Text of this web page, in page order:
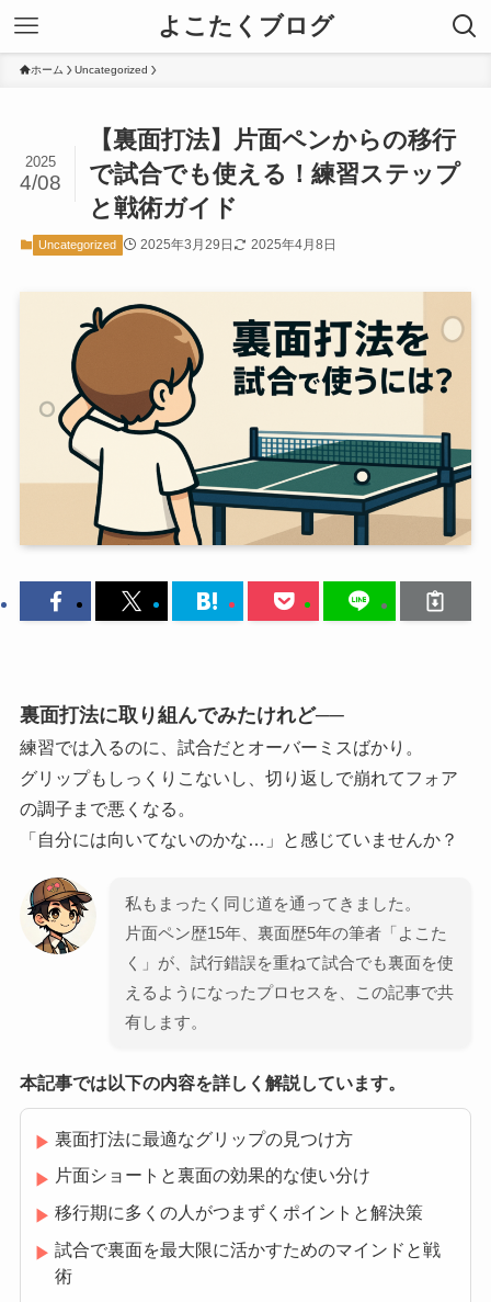
よこたくブログ
ホーム Uncategorized
【裏面打法】片面ペンからの移行
で試合でも使える！練習ステップ
と戦術ガイド
2025
4/08
Uncategorized 2025年3月29日 2025年4月8日
裏面打法に取り組んでみたけれど──
練習では入るのに、試合だとオーバーミスばかり。
グリップもしっくりこないし、切り返しで崩れてフォア
の調子まで悪くなる。
「自分には向いてないのかな…」と感じていませんか？
私もまったく同じ道を通ってきました。
片面ペン歴15年、裏面歴5年の筆者「よこた
く」が、試行錯誤を重ねて試合でも裏面を使
えるようになったプロセスを、この記事で共
有します。
本記事では以下の内容を詳しく解説しています。
▶ 裏面打法に最適なグリップの見つけ方
▶ 片面ショートと裏面の効果的な使い分け
▶ 移行期に多くの人がつまずくポイントと解決策
▶ 試合で裏面を最大限に活かすためのマインドと戦
術